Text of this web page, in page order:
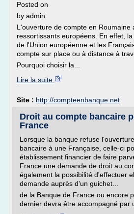
Posted on
by admin
L'ouverture de compte en Roumaine
ressortissants européens. En effet,
de l'Union européenne et les
compte sur place ou à distance à
Pourquoi choisir la...
Lire la suite
Site : http://compteenbanque.net
Droit au compte bancaire
France
Lorsque la banque refuse
bancaire à une Française, celle-ci
établissement financier de faire
France une demande de droit au
également la possibilité d'effectuer
demande auprès d'un guichet...
de la Banque de France ou encore
dernier devra être accompagné par